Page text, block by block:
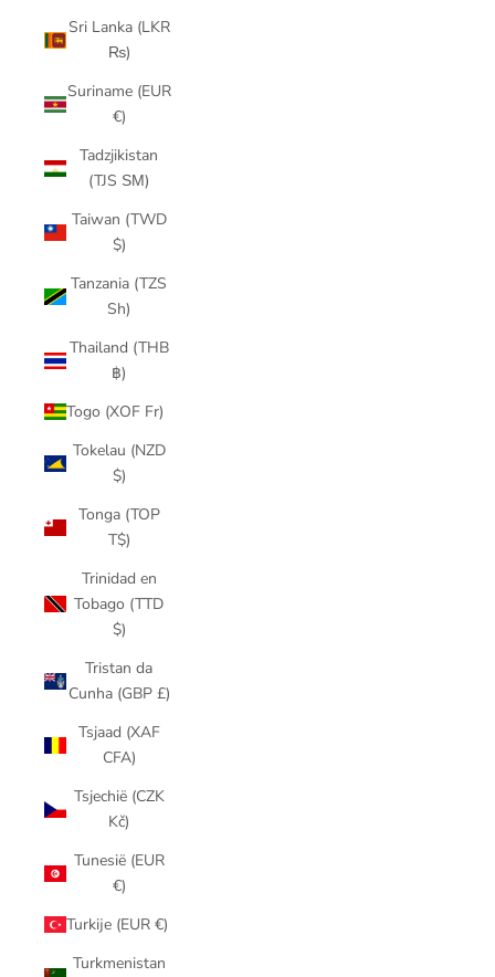
Sri Lanka (LKR
₨)
Suriname (EUR
€)
Tadzjikistan
(TJS ЅМ)
Taiwan (TWD
$)
Tanzania (TZS
Sh)
Thailand (THB
฿)
Togo (XOF Fr)
Tokelau (NZD
$)
Tonga (TOP
T$)
Trinidad en
Tobago (TTD
$)
Tristan da
Cunha (GBP £)
Tsjaad (XAF
CFA)
Tsjechië (CZK
Kč)
Tunesië (EUR
€)
Turkije (EUR €)
Turkmenistan